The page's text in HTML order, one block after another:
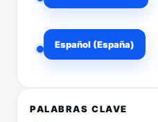
Español (España)
PALABRAS CLAVE